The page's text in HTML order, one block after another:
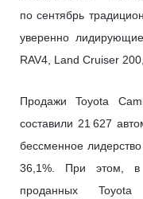
по сентябрь
уверенно
RAV4, Land Cruiser
Продажи Toyota
составили 21 627
бессменное
36,1%. При этом, в
проданных